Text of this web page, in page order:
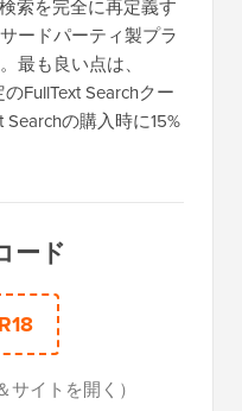
索を完全に再定義す
ードパーティ製プラ
最も良い点は、
FullText Searchクー
の購入時に15%
ード
サイトを開く）